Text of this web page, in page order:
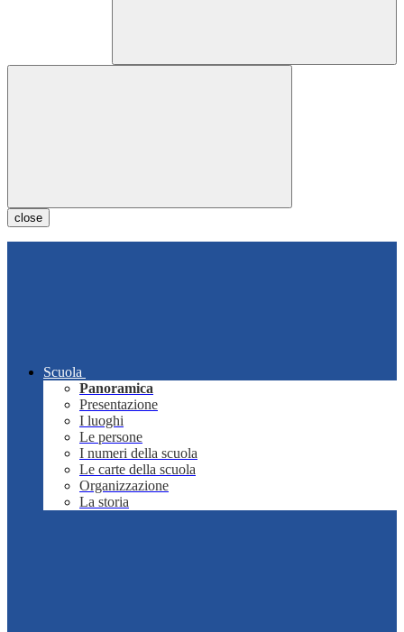
close
Scuola
Panoramica
Presentazione
I luoghi
Le persone
I numeri della scuola
Le carte della scuola
Organizzazione
La storia